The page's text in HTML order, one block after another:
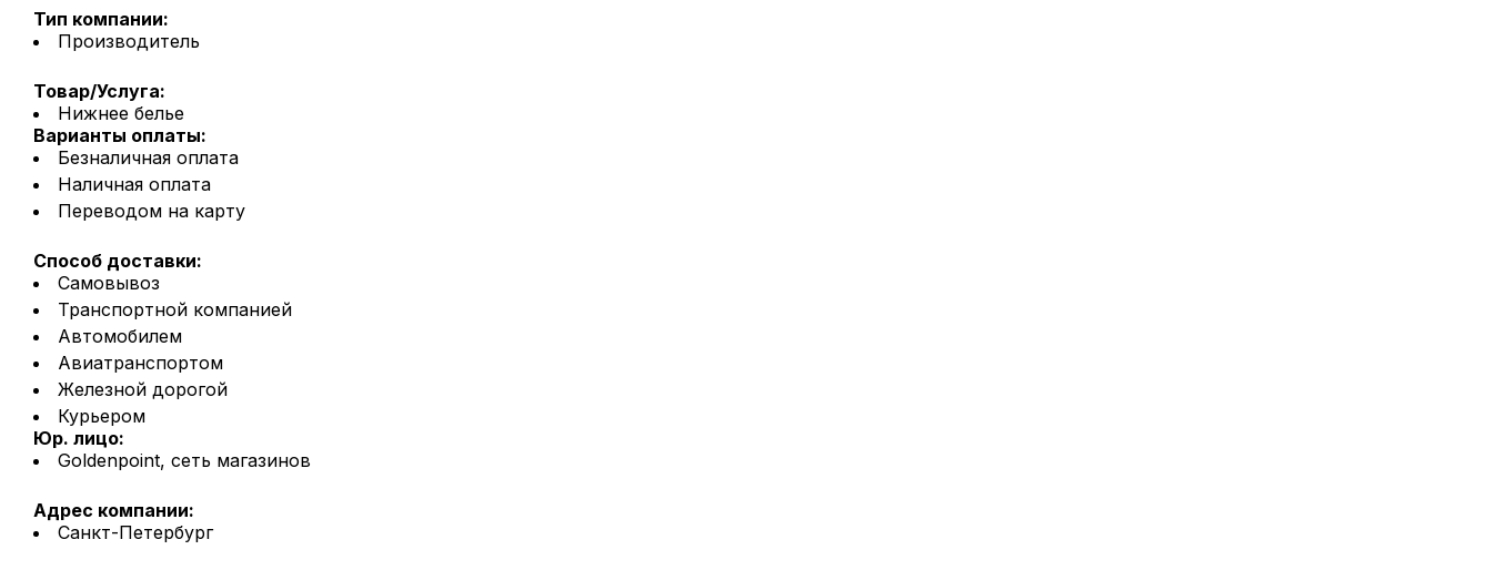
Тип компании:
Производитель
Товар/Услуга:
Нижнее белье
Варианты оплаты:
Безналичная оплата
Наличная оплата
Переводом на карту
Способ доставки:
Самовывоз
Транспортной компанией
Автомобилем
Авиатранспортом
Железной дорогой
Курьером
Юр. лицо:
Goldenpoint, сеть магазинов
Адрес компании:
Санкт-Петербург